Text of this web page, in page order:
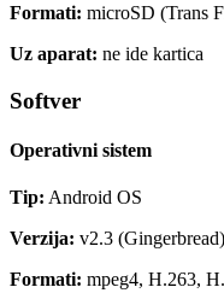
Formati: microSD (Trans
Uz aparat: ne ide kartica
Softver
Operativni sistem
Tip: Android OS
Verzija: v2.3 (Gingerbread)
Formati: mpeg4, H.263,